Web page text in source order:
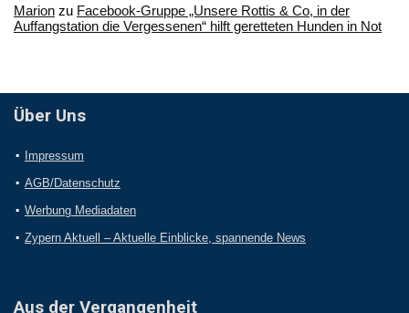
Marion zu Facebook-Gruppe „Unsere Rottis & Co, in der
Auffangstation die Vergessenen“ hilft geretteten Hunden in Not
Über Uns
Impressum
AGB/Datenschutz
Werbung Mediadaten
Zypern Aktuell – Aktuelle Einblicke, spannende News
Aus der Vergangenheit